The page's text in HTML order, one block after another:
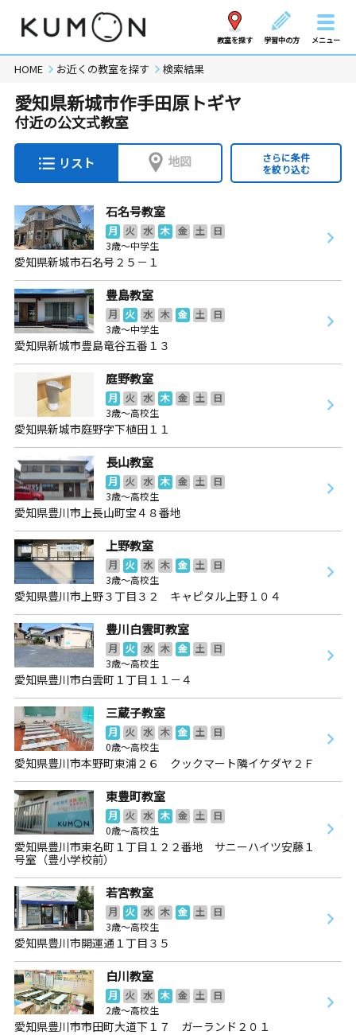
教室を探す 学習中の方 メニュー
HOME お近くの教室を探す 検索結果
愛知県新城市作手田原トギヤ
付近の公文式教室
リスト 地図
さらに条件
を絞り込む
石名号教室
月 火 水 木 金 土
日
3歳～中学生
愛知県新城市石名号２５－１
豊島教室
月 火 水 木 金 土
日
3歳～中学生
愛知県新城市豊島竜谷五番１３
庭野教室
月 火 水 木 金 土
日
3歳～高校生
愛知県新城市庭野字下植田１１
長山教室
月 火 水 木 金 土
日
3歳～高校生
愛知県豊川市上長山町宝４８番地
上野教室
月 火 水 木 金 土
日
3歳～高校生
愛知県豊川市上野３丁目３２ キャピタル上野１０４
豊川白雲町教室
月 火 水 木 金 土
日
3歳～高校生
愛知県豊川市白雲町１丁目１１－４
三蔵子教室
月 火 水 木 金 土
日
0歳～高校生
愛知県豊川市本野町東浦２６ クックマート隣イケダヤ２Ｆ
東豊町教室
月 火 水 木 金 土
日
0歳～高校生
愛知県豊川市東名町１丁目１２２番地 サニーハイツ安藤１
号室（豊小学校前）
若宮教室
月 火 水 木 金 土
日
3歳～高校生
愛知県豊川市開運通１丁目３５
白川教室
月 火 水 木 金 土
日
2歳～高校生
愛知県豊川市市田町大道下１７ ガーランド２０１